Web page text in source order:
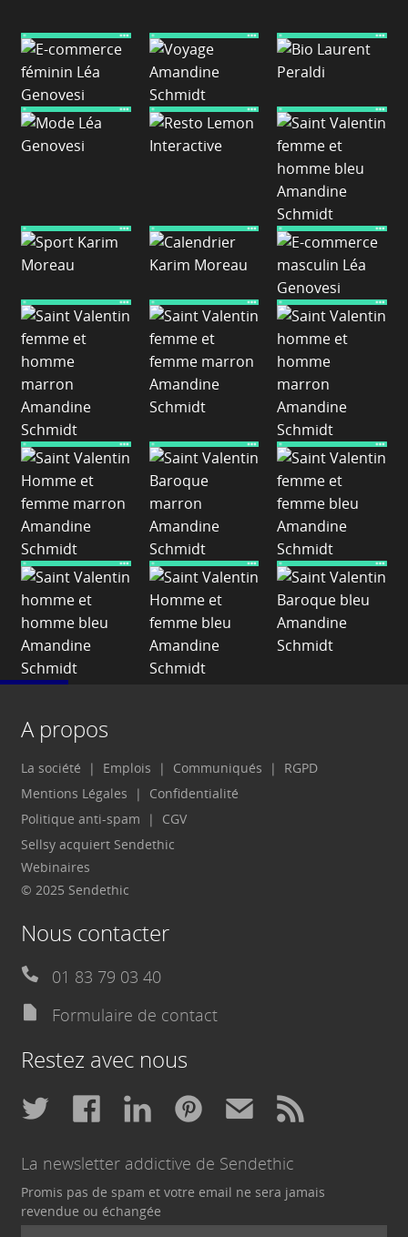
A propos
La société Emplois Communiqués
RGPD
Mentions Légales
Confidentialité
Politique anti-spam
CGV
Sellsy acquiert Sendethic
Webinaires
© 2025 Sendethic
Nous contacter
01 83 79 03 40
Formulaire de contact
Restez avec nous
La newsletter addictive de Sendethic
Promis pas de spam et votre email ne sera jamais
revendue ou échangée